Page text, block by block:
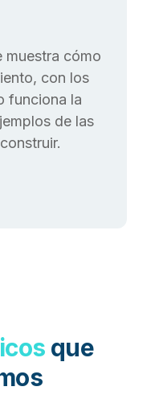
muestra cómo
con los
funciona la
de las
que